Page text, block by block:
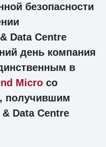
безопасности
Data Centre
день компания
в
Microсо
получившим
Data Centre